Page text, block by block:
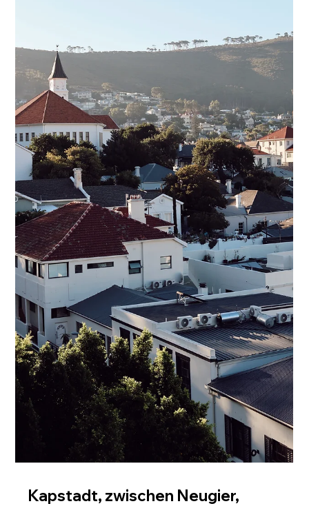
Madeira - Wandern, Meer und ganz
viel Gefühl
Kaum auf Madeira gelandet, hatte ich sofort dieses Gefühl,
Wärme, Gelassenheit und dieses leise Kribbeln, wenn man
des ewigen Frühlings: von Machico über Funchal bis an die